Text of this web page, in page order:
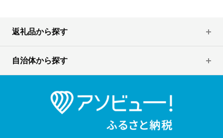
返礼品から探す
自治体から探す